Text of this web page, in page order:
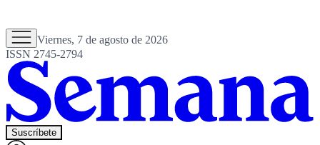
Viernes, 7 de agosto de 2026
ISSN 2745-2794
Suscríbete